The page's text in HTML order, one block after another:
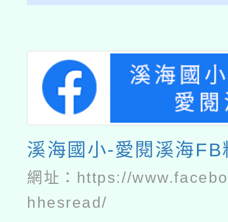
溪海國小-愛閱溪海FB
網址： https://
hhesread/